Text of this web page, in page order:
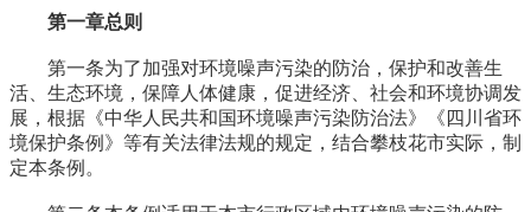
第一章总则
第一条为了加强对环境噪声污染的防治，保护和改善生
活、生态环境，保障人体健康，促进经济、社会和环境协调发
展，根据《中华人民共和国环境噪声污染防治法》《四川省环
境保护条例》等有关法律法规的规定，结合攀枝花市实际，制
定本条例。